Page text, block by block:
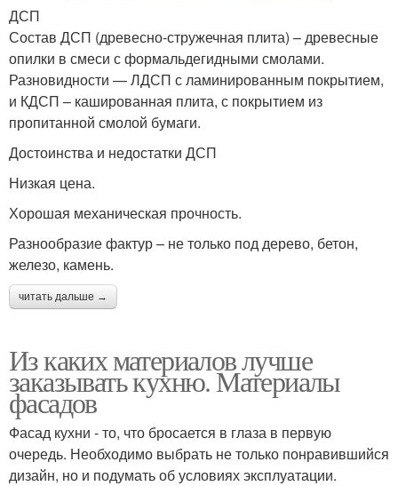
ДСП
Состав ДСП (древесно-стружечная плита) – древесные
опилки в смеси с формальдегидными смолами.
Разновидности — ЛДСП с ламинированным покрытием,
и КДСП – кашированная плита, с покрытием из
пропитанной смолой бумаги.
Достоинства и недостатки ДСП
Низкая цена.
Хорошая механическая прочность.
Разнообразие фактур – не только под дерево, бетон,
железо, камень.
читать дальше →
Из каких материалов лучше
заказывать кухню. Материалы
фасадов
Фасад кухни - то, что бросается в глаза в первую
очередь. Необходимо выбрать не только понравившийся
дизайн, но и подумать об условиях эксплуатации.